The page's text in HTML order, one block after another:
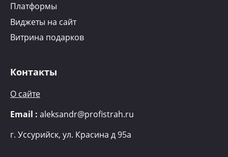
Платформы
Виджеты на сайт
Витрина подарков
Контакты
О сайте
Email : aleksandr@profistrah.ru
г. Уссурийск, ул. Красина д 95а